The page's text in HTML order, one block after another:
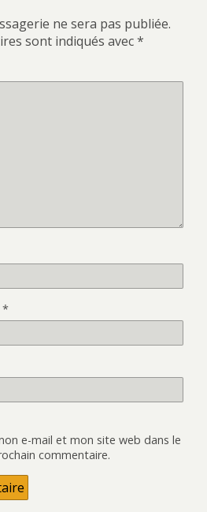
ne sera pas publiée.
sont indiqués avec*
*
e-mail et mon site web dans le
commentaire.